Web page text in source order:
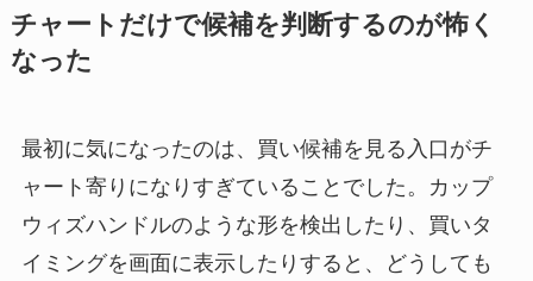
チャートだけで候補を判断するのが怖く
なった
最初に気になったのは、買い候補を見る入口がチ
ャート寄りになりすぎていることでした。カップ
ウィズハンドルのような形を検出したり、買いタ
イミングを画面に表示したりすると、どうしても